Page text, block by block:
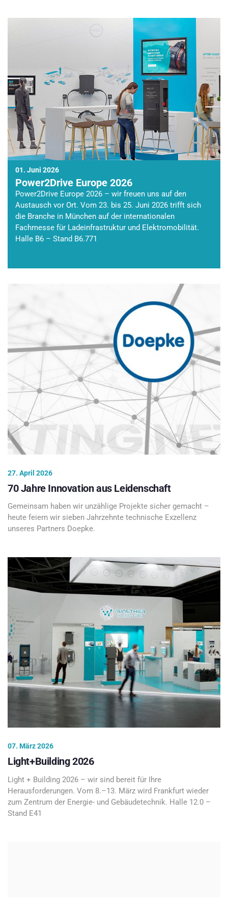
01. Juni 2026
Power2Drive Europe 2026
Power2Drive Europe 2026 – wir freuen uns auf den
Austausch vor Ort. Vom 23. bis 25. Juni 2026 trifft sich
die Branche in München auf der internationalen
Fachmesse für Ladeinfrastruktur und Elektromobilität.
Halle B6 – Stand B6.771
27. April 2026
70 Jahre Innovation aus Leidenschaft
Gemeinsam haben wir unzählige Projekte sicher gemacht –
heute feiern wir sieben Jahrzehnte technische Exzellenz
unseres Partners Doepke.
07. März 2026
Light+Building 2026
Light + Building 2026 – wir sind bereit für Ihre
Herausforderungen. Vom 8.–13. März wird Frankfurt wieder
zum Zentrum der Energie- und Gebäudetechnik. Halle 12.0 –
Stand E41